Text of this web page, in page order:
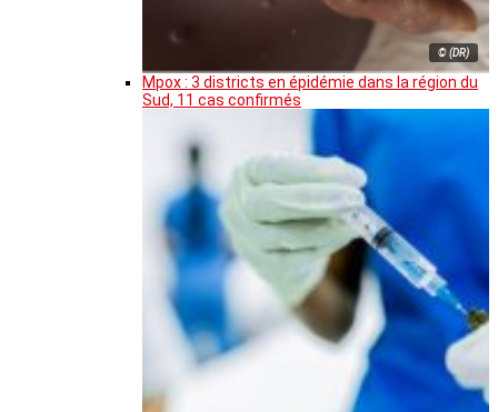
© (DR)
Mpox : 3 districts en épidémie dans la région du
Sud, 11 cas confirmés